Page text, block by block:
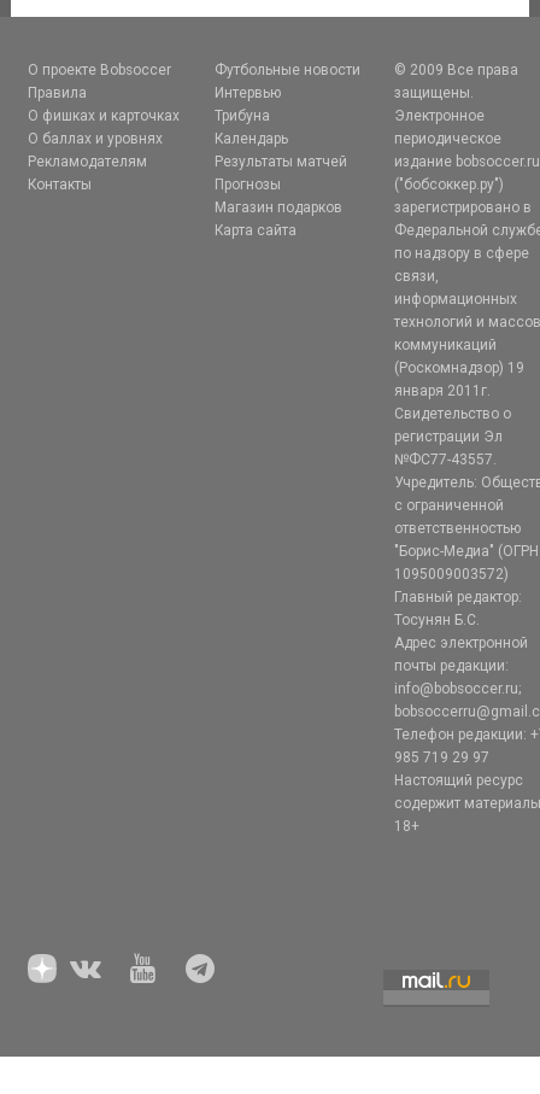
О проекте Bobsoccer
Правила
О фишках и карточках
О баллах и уровнях
Рекламодателям
Контакты
Футбольные новости
Интервью
Трибуна
Календарь
Результаты матчей
Прогнозы
Магазин подарков
Карта сайта
© 2009 Все права
защищены.
Электронное
периодическое
издание bobsoccer.ru
("бобсоккер.ру")
зарегистрировано в
Федеральной
по надзору в сфере
связи,
информационных
технологий и
коммуникаций
(Роскомнадзор) 19
января 2011г.
Свидетельство о
регистрации Эл
№ФС77-43557.
Учредитель:
с ограниченной
ответственностью
"Борис-Медиа" (ОГРН
1095009003572)
Главный редактор:
Тосунян Б.С.
Адрес электронной
почты редакции:
info@bobsoccer.ru;
Телефон редакции:
985 719 29 97
Настоящий ресурс
содержит
18+